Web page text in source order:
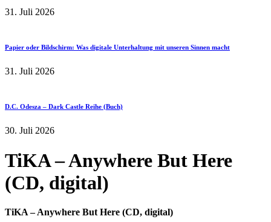
31. Juli 2026
Papier oder Bildschirm: Was digitale Unterhaltung mit unseren Sinnen macht
31. Juli 2026
D.C. Odesza – Dark Castle Reihe (Buch)
30. Juli 2026
TiKA – Anywhere But Here
(CD, digital)
TiKA – Anywhere But Here (CD, digital)